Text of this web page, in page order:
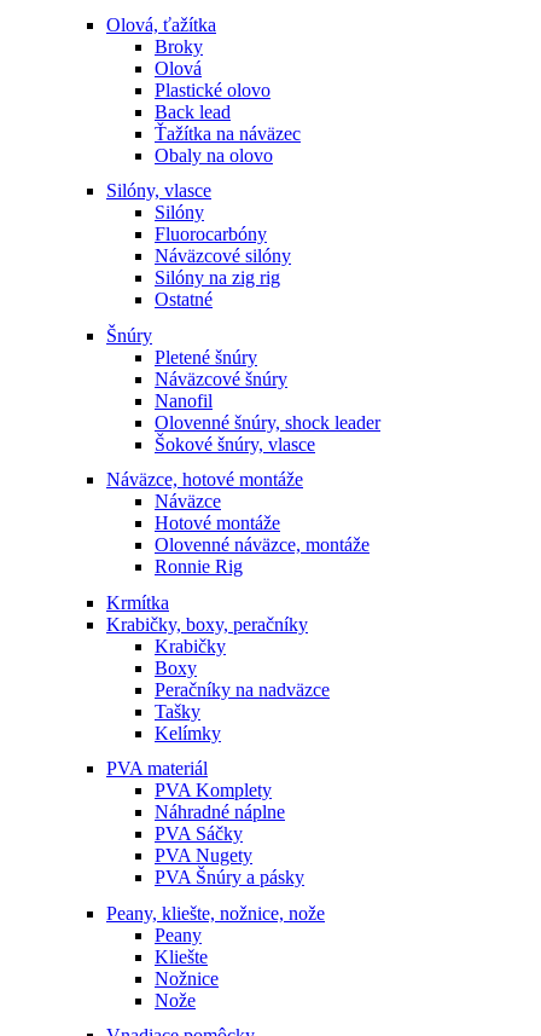
Olová, ťažítka
Broky
Olová
Plastické olovo
Back lead
Ťažítka na náväzec
Obaly na olovo
Silóny, vlasce
Silóny
Fluorocarbóny
Náväzcové silóny
Silóny na zig rig
Ostatné
Šnúry
Pletené šnúry
Náväzcové šnúry
Nanofil
Olovenné šnúry, shock leader
Šokové šnúry, vlasce
Náväzce, hotové montáže
Náväzce
Hotové montáže
Olovenné náväzce, montáže
Ronnie Rig
Krmítka
Krabičky, boxy, peračníky
Krabičky
Boxy
Peračníky na nadväzce
Tašky
Kelímky
PVA materiál
PVA Komplety
Náhradné náplne
PVA Sáčky
PVA Nugety
PVA Šnúry a pásky
Peany, kliešte, nožnice, nože
Peany
Kliešte
Nožnice
Nože